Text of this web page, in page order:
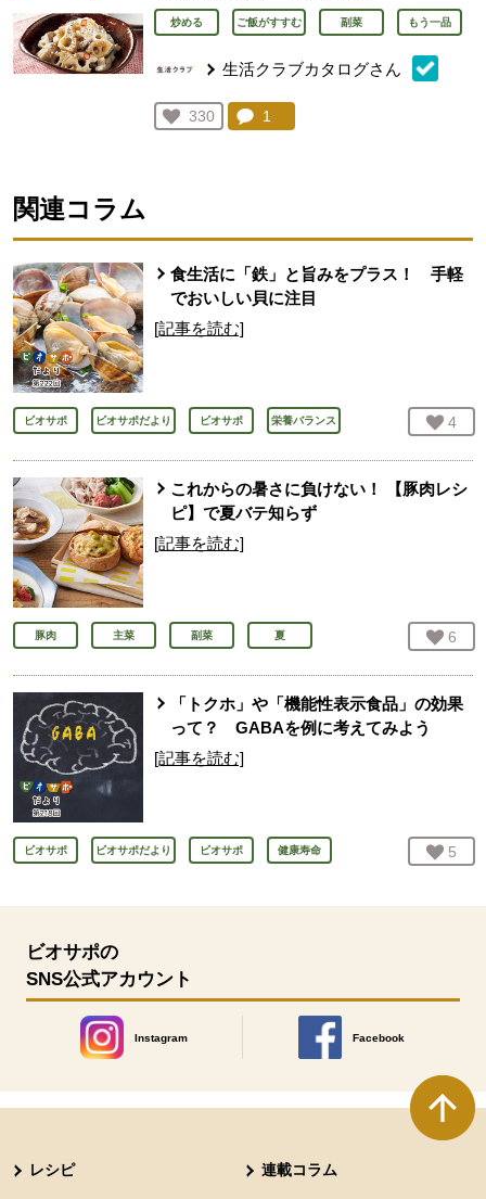
炒める ご飯がすすむ 副菜 もう一品
生活クラブカタログさん
お気に入り登録：
330
人が登録
コメント：
1
関連コラム
食生活に「鉄」と旨みをプラス！ 手軽
でおいしい貝に注目
[記事を読む]
ビオサポ ビオサポだより ビオサポ 栄養バランス お気
4
これからの暑さに負けない！ 【豚肉レシ
ピ】で夏バテ知らず
[記事を読む]
豚肉 主菜 副菜 夏 お気
6
「トクホ」や「機能性表示食品」の効果
って？ GABAを例に考えてみよう
[記事を読む]
ビオサポ ビオサポだより ビオサポ 健康寿命 お気
5
ビオサポの
SNS公式アカウント
Instagram
別のウィンドウで開きます。
Facebook
別のウィンドウで開きます
レシピ 連載コラム